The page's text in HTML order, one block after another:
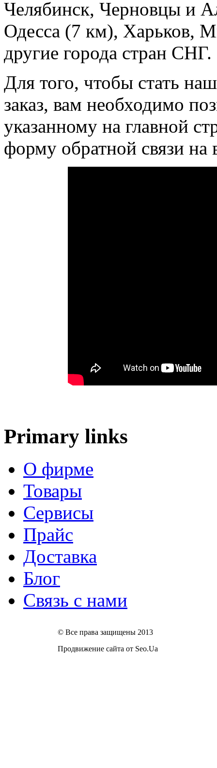
Челябинск, Черновцы и
Одесса (7 км), Харьков,
другие города стран СНГ.
Для того, чтобы стать
заказ, вам необходимо
указанному на главной
форму обратной связи на
Primary links
О фирме
Товары
Сервисы
Прайс
Доставка
Блог
Связь с нами
© Все права защищены 2013
Продвижение сайта от Seo.Ua